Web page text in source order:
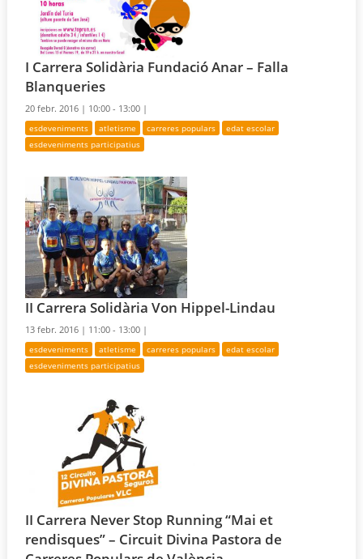
I Carrera Solidària Fundació Anar – Falla
Blanqueries
20 febr. 2016 | 10:00 - 13:00 |
esdeveniments atletisme carreres populars
edat escolar
esdeveniments participatius
II Carrera Solidària Von Hippel-Lindau
13 febr. 2016 | 11:00 - 13:00 |
esdeveniments atletisme carreres populars
edat escolar
esdeveniments participatius
II Carrera Never Stop Running “Mai et
rendisques” – Circuit Divina Pastora de